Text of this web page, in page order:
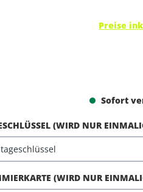
Preise
Sofort
(WIRD NUR
(WIRD NUR